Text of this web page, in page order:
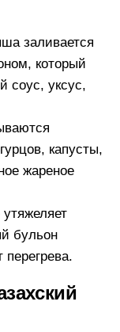
заливается
который
соус, уксус,
капусты,
жареное
бульон
перегрева.